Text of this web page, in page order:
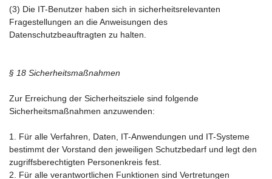
(3) Die IT-Benutzer haben sich in sicherheitsrelevanten
Fragestellungen an die Anweisungen des
Datenschutzbeauftragten zu halten.
§ 18 Sicherheitsmaßnahmen
Zur Erreichung der Sicherheitsziele sind folgende
Sicherheitsmaßnahmen anzuwenden:
1. Für alle Verfahren, Daten, IT-Anwendungen und IT-Systeme
bestimmt der Vorstand den jeweiligen Schutzbedarf und legt den
zugriffsberechtigten Personenkreis fest.
2. Für alle verantwortlichen Funktionen sind Vertretungen